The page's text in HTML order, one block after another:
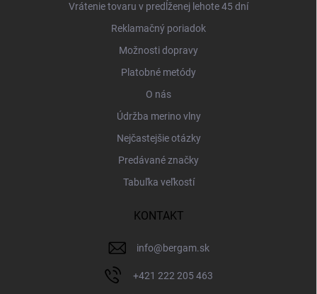
Vrátenie tovaru v predĺženej lehote 45 dní
Reklamačný poriadok
Možnosti dopravy
Platobné metódy
O nás
Údržba merino vlny
Nejčastejšie otázky
Predávané značky
Tabuľka veľkostí
KONTAKT
info@bergam.sk
+421 222 205 463